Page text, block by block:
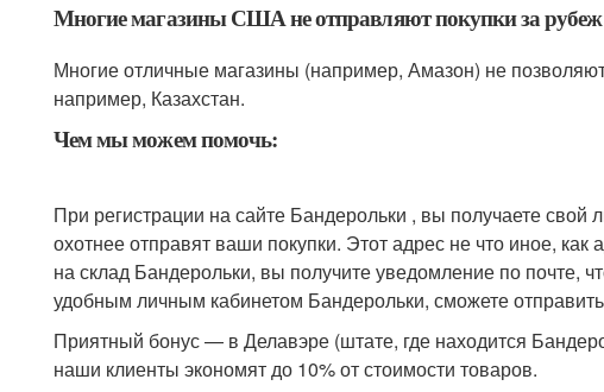
Многие магазины США не отправляют покупки за рубеж
Многие отличные магазины (например, Амазон) не
например, Казахстан.
Чем мы можем помочь:
При регистрации на сайте Бандерольки , вы получаете свой
охотнее отправят ваши покупки. Этот адрес не что иное,
на склад Бандерольки, вы получите уведомление по почте,
удобным личным кабинетом Бандерольки, сможете
Приятный бонус — в Делавэре (штате, где находится
наши клиенты экономят до 10% от стоимости товаров.